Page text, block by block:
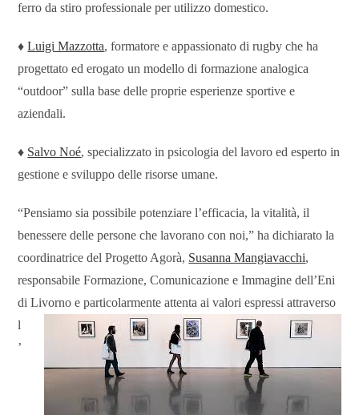
ferro da stiro professionale per utilizzo domestico.
♦Luigi Mazzotta, formatore e appassionato di rugby che ha
progettato ed erogato un modello di formazione analogica
“outdoor” sulla base delle proprie esperienze sportive e
aziendali.
♦ Salvo Noé, specializzato in psicologia del lavoro ed esperto in
gestione e sviluppo delle risorse umane.
“Pensiamo sia possibile potenziare l’efficacia, la vitalità, il
benessere delle persone che lavorano con noi,” ha dichiarato la
coordinatrice del Progetto Agorà, Susanna Mangiavacchi,
responsabile Formazione, Comunicazione e Immagine dell’Eni
di Livorno e particolarmente attenta ai valori espressi attraverso
l
’